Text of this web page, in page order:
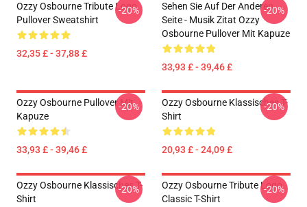
Ozzy Osbourne Tribute Logo
Pullover Sweatshirt
32,35 £ - 37,88 £
-20%
Sehen Sie Auf Der Anderen
Seite - Musik Zitat Ozzy
Osbourne Pullover Mit Kapuze
33,93 £ - 39,46 £
-20%
Ozzy Osbourne Pullover Mit
Kapuze
33,93 £ - 39,46 £
-20%
Ozzy Osbourne Klassisches T-
Shirt
20,93 £ - 24,09 £
-20%
Ozzy Osbourne Klassisches T-
Shirt
-20%
Ozzy Osbourne Tribute Logo
Classic T-Shirt
-20%